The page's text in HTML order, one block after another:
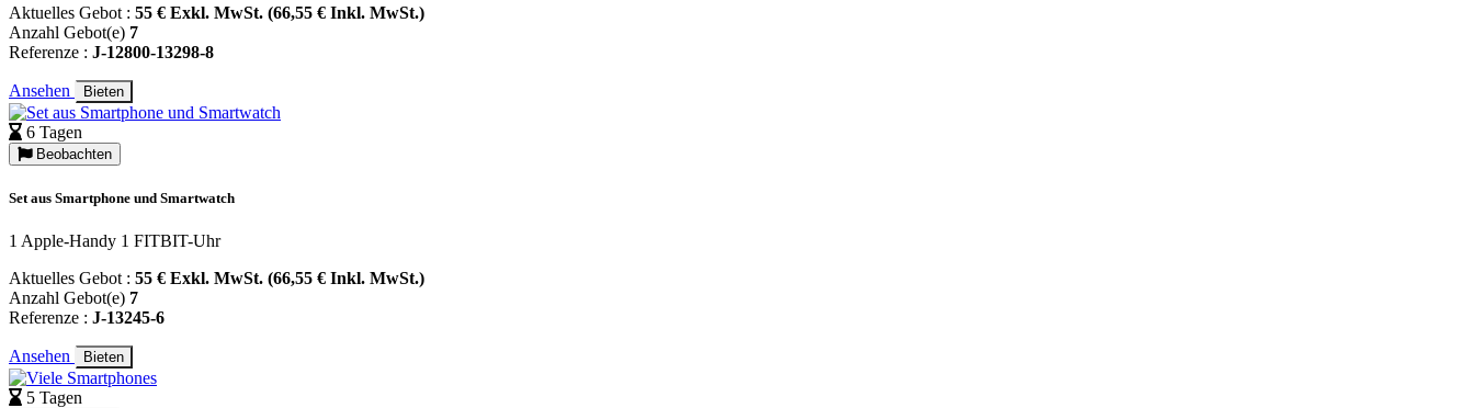
Aktuelles Gebot : 55 € Exkl. MwSt. (66,55 € Inkl. MwSt.)
Anzahl Gebot(e) 7
Referenze : J-12800-13298-8
Ansehen Bieten
6 Tagen
Beobachten
Set aus Smartphone und Smartwatch
1 Apple-Handy 1 FITBIT-Uhr
Aktuelles Gebot : 55 € Exkl. MwSt. (66,55 € Inkl. MwSt.)
Anzahl Gebot(e) 7
Referenze : J-13245-6
Ansehen Bieten
5 Tagen